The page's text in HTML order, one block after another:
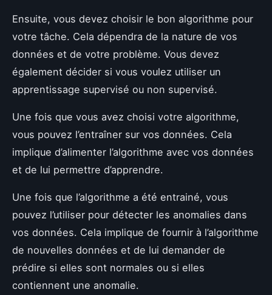
Ensuite, vous devez choisir le bon algorithme pour
votre tâche. Cela dépendra de la nature de vos
données et de votre problème. Vous devez
également décider si vous voulez utiliser un
apprentissage supervisé ou non supervisé.
Une fois que vous avez choisi votre algorithme,
vous pouvez l’entraîner sur vos données. Cela
implique d’alimenter l’algorithme avec vos données
et de lui permettre d’apprendre.
Une fois que l’algorithme a été entrainé, vous
pouvez l’utiliser pour détecter les anomalies dans
vos données. Cela implique de fournir à l’algorithme
de nouvelles données et de lui demander de
prédire si elles sont normales ou si elles
contiennent une anomalie.